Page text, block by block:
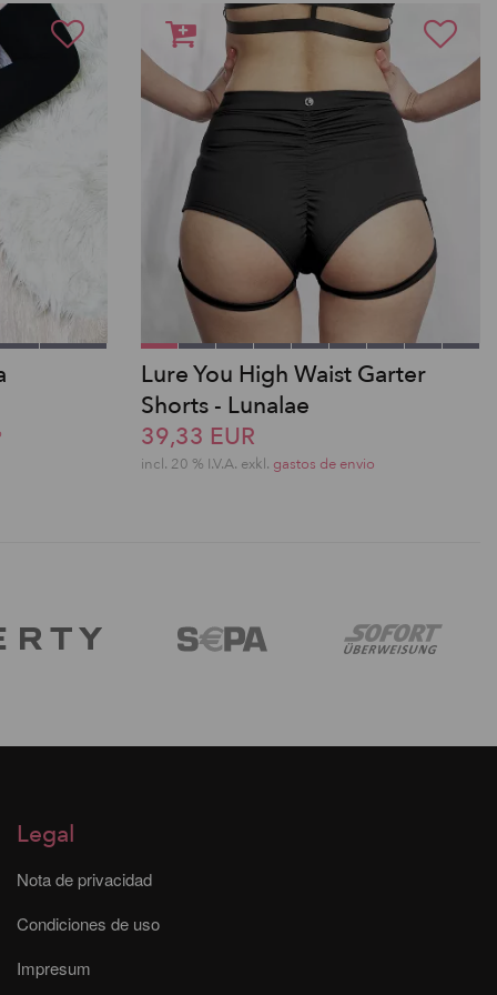
Lure You High Waist Garter
Shorts - Lunalae
39,33 EUR
incl. 20 % I.V.A. exkl. gastos de envio
Legal
Nota de privacidad
Condiciones de uso
Impresum